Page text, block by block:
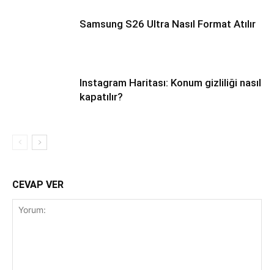
Samsung S26 Ultra Nasıl Format Atılır
Instagram Haritası: Konum gizliliği nasıl
kapatılır?
CEVAP VER